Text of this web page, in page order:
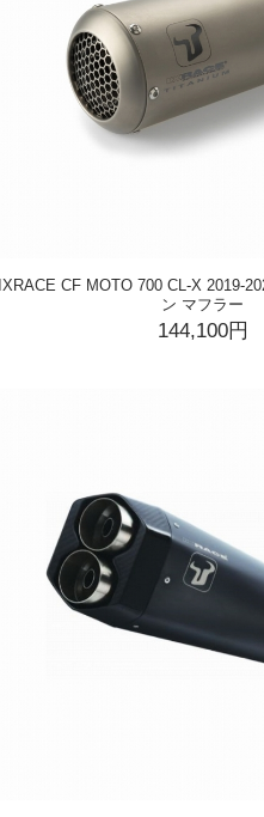
IXRACE CF MOTO 700 CL-X 2019-
ン マフラー
144,100円